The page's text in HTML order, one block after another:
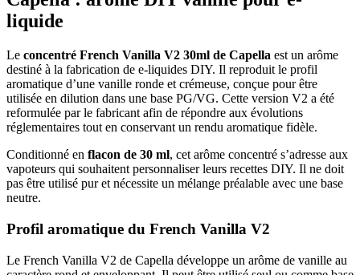
liquide
Le concentré French Vanilla V2 30ml de Capella est un arôme
destiné à la fabrication de e-liquides DIY. Il reproduit le profil
aromatique d’une vanille ronde et crémeuse, conçue pour être
utilisée en dilution dans une base PG/VG. Cette version V2 a été
reformulée par le fabricant afin de répondre aux évolutions
réglementaires tout en conservant un rendu aromatique fidèle.
Conditionné en flacon de 30 ml, cet arôme concentré s’adresse aux
vapoteurs qui souhaitent personnaliser leurs recettes DIY. Il ne doit
pas être utilisé pur et nécessite un mélange préalable avec une base
neutre.
Profil aromatique du French Vanilla V2
Le French Vanilla V2 de Capella développe un arôme de vanille au